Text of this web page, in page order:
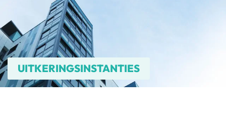
UITKERINGSINSTANTIES